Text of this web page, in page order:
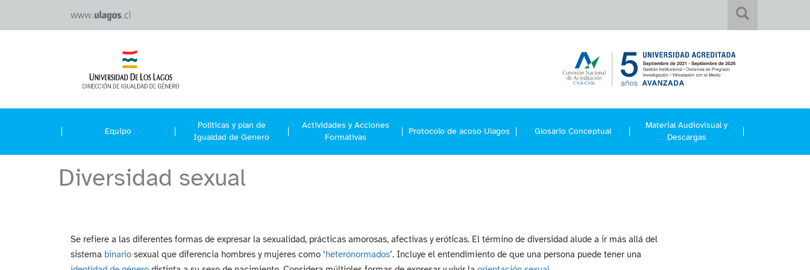
Equipo
Politicas y plan de
Igualdad de Genero
Actividades y Acciones
Formativas
Protocolo de acoso Ulagos Glosario Conceptual
Material Audiovisual y
Descargas
Diversidad sexual
Se refiere a las diferentes formas de expresar la sexualidad, prácticas amorosas, afectivas y eróticas. El término de diversidad alude a ir más allá del
sistema binario sexual que diferencia hombres y mujeres como ‘heteronormados’. Incluye el entendimiento de que una persona puede tener una